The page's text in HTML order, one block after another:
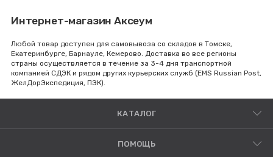
Интернет-магазин Аксеум
Любой товар доступен для самовывоза со складов в Томске,
Екатеринбурге, Барнауле, Кемерово. Доставка во все регионы
страны осуществляется в течение за 3-4 дня транспортной
компанией СДЭК и рядом других курьерских служб (EMS Russian Post,
ЖелДорЭкспедиция, ПЭК).
КАТАЛОГ
ПОМОЩЬ